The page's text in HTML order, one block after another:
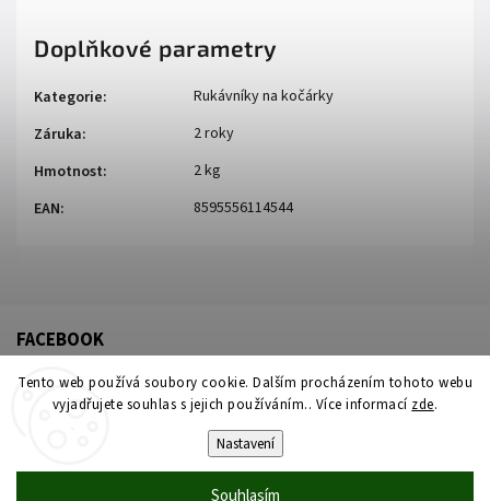
Tento web používá soubory cookie. Dalším procházením tohoto webu
vyjadřujete souhlas s jejich používáním.. Více informací zde.
Nastavení
Souhlasím
Doplňkové parametry
Kategorie:
Rukávníky na kočárky
Záruka:
2 roky
Hmotnost:
2 kg
EAN: 8595556114544
FACEBOOK